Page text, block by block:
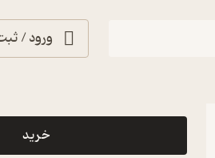
ورود /
خرید